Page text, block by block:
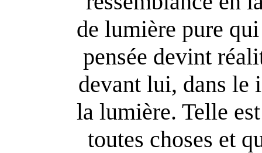
de lumière pure
pensée devint
devant lui, dans le
la lumière. Telle
toutes choses et